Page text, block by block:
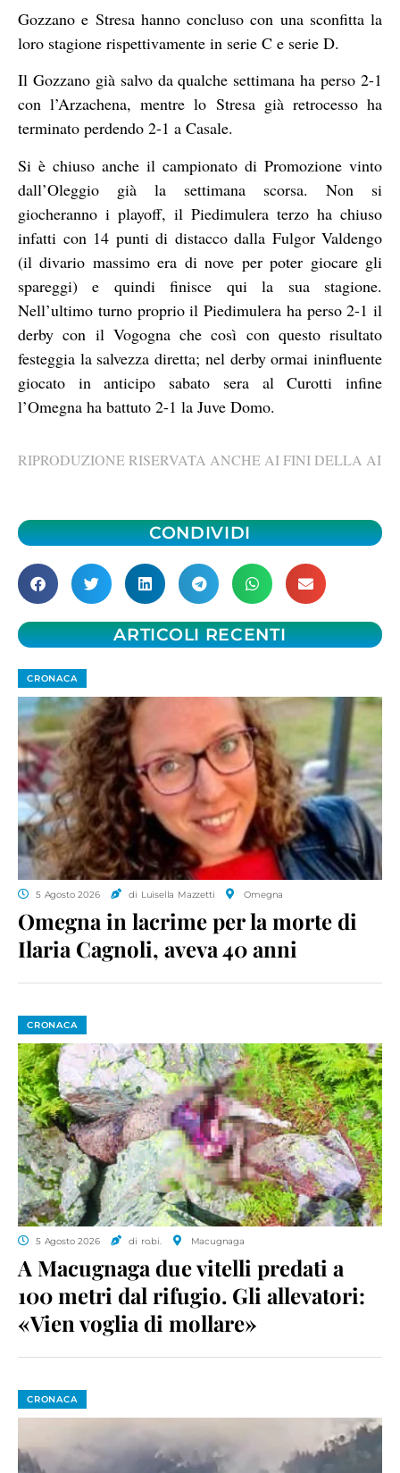
Gozzano e Stresa hanno concluso con una sconfitta la
loro stagione rispettivamente in serie C e serie D.
Il Gozzano già salvo da qualche settimana ha perso 2-1
con l’Arzachena, mentre lo Stresa già retrocesso ha
terminato perdendo 2-1 a Casale.
Si è chiuso anche il campionato di Promozione vinto
dall’Oleggio già la settimana scorsa. Non si
giocheranno i playoff, il Piedimulera terzo ha chiuso
infatti con 14 punti di distacco dalla Fulgor Valdengo
(il divario massimo era di nove per poter giocare gli
spareggi) e quindi finisce qui la sua stagione.
Nell’ultimo turno proprio il Piedimulera ha perso 2-1 il
derby con il Vogogna che così con questo risultato
festeggia la salvezza diretta; nel derby ormai ininfluente
giocato in anticipo sabato sera al Curotti infine
l’Omegna ha battuto 2-1 la Juve Domo.
RIPRODUZIONE RISERVATA ANCHE AI FINI DELLA AI
CONDIVIDI
ARTICOLI RECENTI
CRONACA
5 Agosto 2026 di Luisella Mazzetti Omegna
Omegna in lacrime per la morte di
Ilaria Cagnoli, aveva 40 anni
CRONACA
5 Agosto 2026 di ro.bi. Macugnaga
A Macugnaga due vitelli predati a
100 metri dal rifugio. Gli allevatori:
«Vien voglia di mollare»
CRONACA